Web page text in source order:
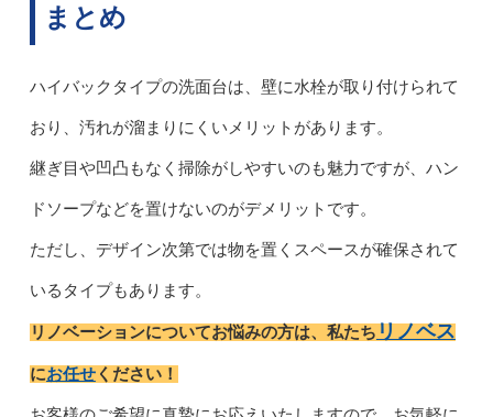
まとめ
ハイバックタイプの洗面台は、壁に水栓が取り付けられて
おり、汚れが溜まりにくいメリットがあります。
継ぎ目や凹凸もなく掃除がしやすいのも魅力ですが、ハン
ドソープなどを置けないのがデメリットです。
ただし、デザイン次第では物を置くスペースが確保されて
いるタイプもあります。
リノベーションについてお悩みの方は、私たちリノベス
にお任せください！